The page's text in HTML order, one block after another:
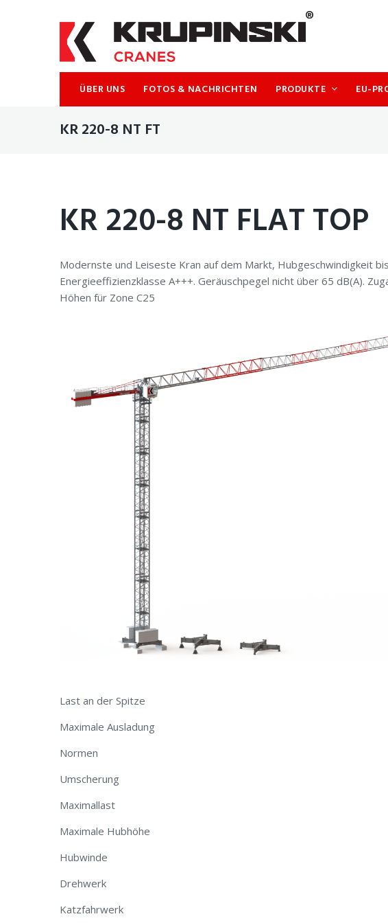
ÜBER UNS FOTOS & NACHRICHTEN PRODUKTE EU-
KR 220-8 NT FT
KR 220-8 NT FLAT TOP
Modernste und Leiseste Kran auf dem Markt, Hubgeschwindigkeit
Energieeffizienzklasse A+++. Geräuschpegel nicht über 65 dB(A).
Höhen für Zone C25
Last an der Spitze
Maximale Ausladung
Normen
Umscherung
Maximallast
Maximale Hubhöhe​
Hubwinde
Drehwerk
Katzfahrwerk